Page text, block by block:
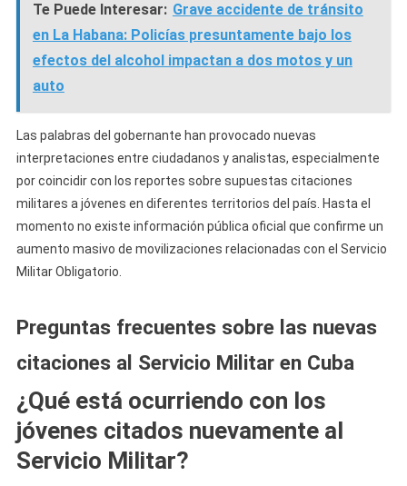
Te Puede Interesar: Grave accidente de tránsito
en La Habana: Policías presuntamente bajo los
efectos del alcohol impactan a dos motos y un
auto
Las palabras del gobernante han provocado nuevas
interpretaciones entre ciudadanos y analistas, especialmente
por coincidir con los reportes sobre supuestas citaciones
militares a jóvenes en diferentes territorios del país. Hasta el
momento no existe información pública oficial que confirme un
aumento masivo de movilizaciones relacionadas con el Servicio
Militar Obligatorio.
Preguntas frecuentes sobre las nuevas
citaciones al Servicio Militar en Cuba
¿Qué está ocurriendo con los
jóvenes citados nuevamente al
Servicio Militar?